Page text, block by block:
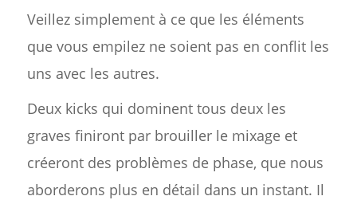
Veillez simplement à ce que les éléments
que vous empilez ne soient pas en conflit les
uns avec les autres.
Deux kicks qui dominent tous deux les
graves finiront par brouiller le mixage et
créeront des problèmes de phase, que nous
aborderons plus en détail dans un instant. Il